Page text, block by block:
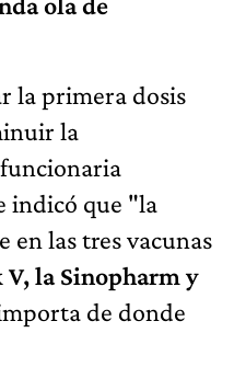
la primera dosis
la
indicó que "la
en las tres vacunas
la Sinopharm y
de donde